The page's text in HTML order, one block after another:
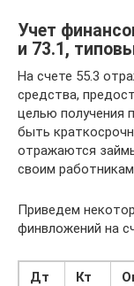
Учет
и 73.1,
На счете 55.3
средства,
целью получения
быть
отражаются
своим работникам.
Приведем
финвложений на
Дт Кт